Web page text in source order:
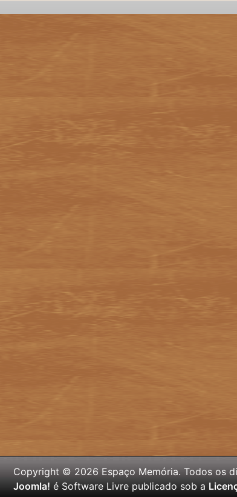
Copyright © 2026 Espaço Memória. Todos os
Joomla! é Software Livre publicado sob a